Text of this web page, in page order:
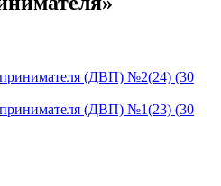
(ДВП) №2(24) (30
(ДВП) №1(23) (30